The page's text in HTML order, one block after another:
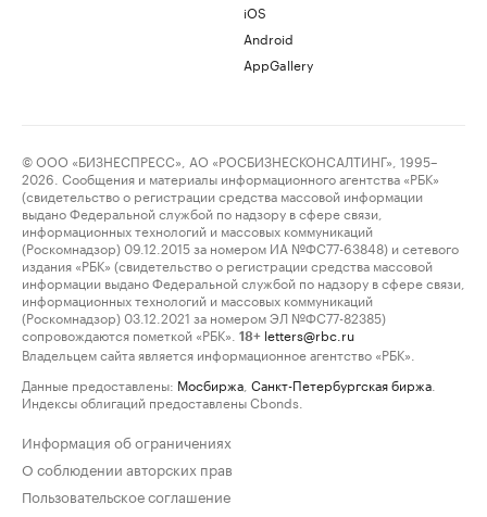
iOS
Android
AppGallery
© ООО «БИЗНЕСПРЕСС», АО «РОСБИЗНЕСКОНСАЛТИНГ», 1995–
2026. Сообщения и материалы информационного агентства «РБК»
(свидетельство о регистрации средства массовой информации
выдано Федеральной службой по надзору в сфере связи,
информационных технологий и массовых коммуникаций
(Роскомнадзор) 09.12.2015 за номером ИА №ФС77-63848) и сетевого
издания «РБК» (свидетельство о регистрации средства массовой
информации выдано Федеральной службой по надзору в сфере связи,
информационных технологий и массовых коммуникаций
(Роскомнадзор) 03.12.2021 за номером ЭЛ №ФС77-82385)
сопровождаются пометкой «РБК».
18+ letters@rbc.ru
Владельцем сайта является информационное агентство «РБК».
Данные предоставлены: Мосбиржа Санкт-Петербургская биржа
Индексы облигаций предоставлены Cbonds.
Информация об ограничениях
О соблюдении авторских прав
Пользовательское соглашение